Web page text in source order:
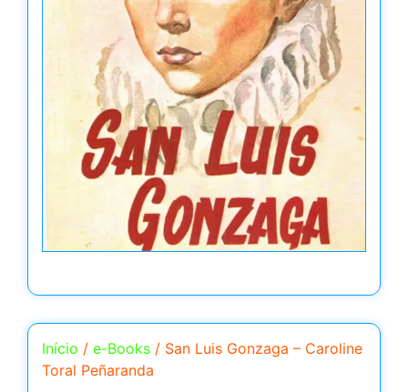
Início / e-Books / San Luis Gonzaga – Caroline
Toral Peñaranda